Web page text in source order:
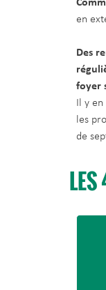
en
Des
foyer
Il y
les
de
LES